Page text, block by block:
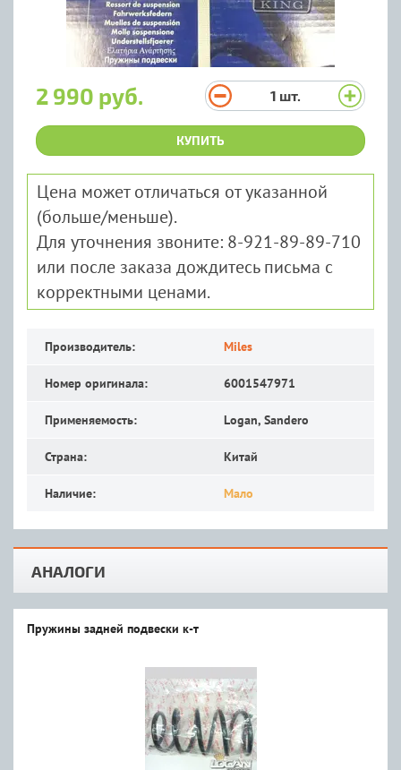
2 990 руб. 1 шт.
КУПИТЬ
Цена может отличаться от указанной
(больше/меньше).
Для уточнения звоните: 8-921-89-89-710
или после заказа дождитесь письма с
корректными ценами.
Производитель: Miles
Номер оригинала: 6001547971
Применяемость: Logan, Sandero
Страна: Китай
Наличие: Мало
АНАЛОГИ
Пружины задней подвески к-т